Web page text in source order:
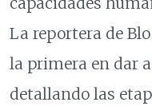
La reportera de
la primera en dar
detallando las